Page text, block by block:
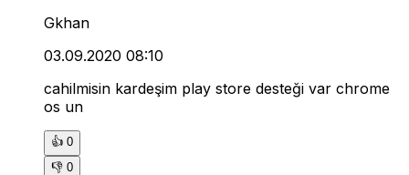
Gkhan
03.09.2020 08:10
cahilmisin kardeşim play store desteği var chrome
os un
👍 0
👎 0